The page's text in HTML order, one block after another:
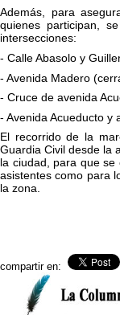
Además, para
quienes participan,
intersecciones:
- Calle Abasolo y
- Avenida Madero
- Cruce de avenida
- Avenida Acueducto y
El recorrido de la
Guardia Civil desde la
la ciudad, para que
asistentes como para
la zona.
compartir en: